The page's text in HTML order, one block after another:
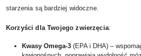
starzenia są bardziej widoczne.
Korzyści dla Twojego zwierzęcia:
Kwasy Omega-3 (EPA i DHA) –